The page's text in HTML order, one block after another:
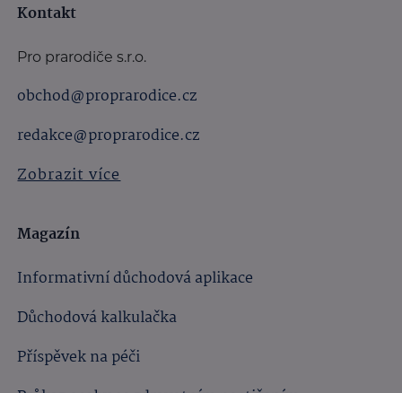
Kontakt
Pro prarodiče s.r.o.
obchod@proprarodice.cz
redakce@proprarodice.cz
Zobrazit více
Magazín
Informativní důchodová aplikace
Důchodová kalkulačka
Příspěvek na péči